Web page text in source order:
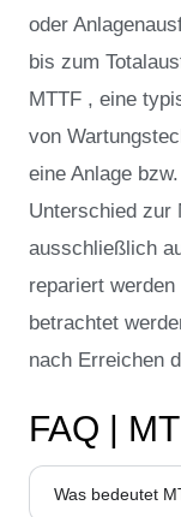
oder
bis zum
MTTF , eine
von
eine Anlage
Unterschied zur
ausschließlich
repariert
betrachtet
nach Erreichen
FAQ |
Was bedeutet